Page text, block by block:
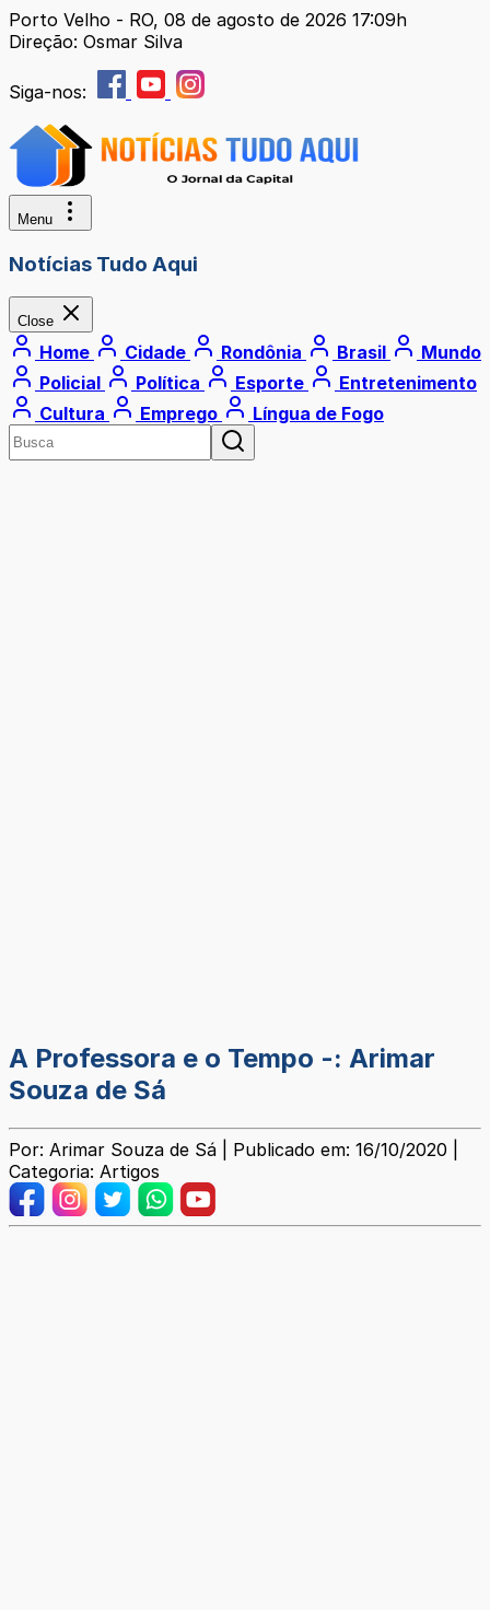
Porto Velho - RO, 08 de agosto de 2026 17:09h
Direção: Osmar Silva
Siga-nos:
Menu
Notícias Tudo Aqui
Close
Home Cidade Rondônia Brasil
Mundo
Policial
Política Esporte
Entretenimento
Cultura
Emprego Língua de Fogo
A Professora e o Tempo -: Arimar
Souza de Sá
Por: Arimar Souza de Sá | Publicado em: 16/10/2020 |
Categoria: Artigos